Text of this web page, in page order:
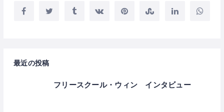
最近の投稿
フリースクール・ウィン インタビュー